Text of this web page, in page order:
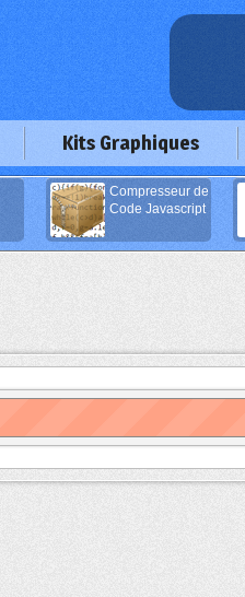
Kits Graphiques
Compresseur de
Code Javascript